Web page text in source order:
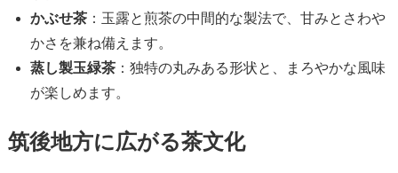
かぶせ茶：玉露と煎茶の中間的な製法で、甘みとさわや
かさを兼ね備えます。
蒸し製玉緑茶：独特の丸みある形状と、まろやかな風味
が楽しめます。
筑後地方に広がる茶文化